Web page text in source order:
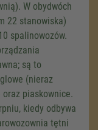
W obydwóch
22 stanowiska)
spalinowozów.
są to
(nieraz
piaskownice.
kiedy odbywa
tętni